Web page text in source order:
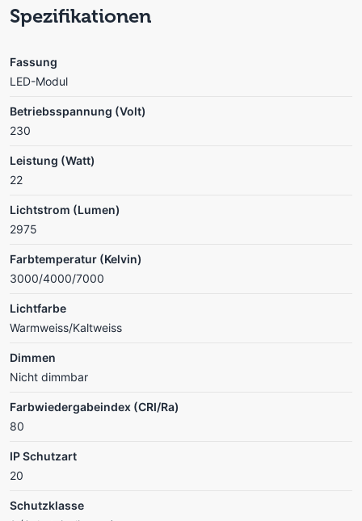
Spezifikationen
Fassung
LED-Modul
Betriebsspannung (Volt)
230
Leistung (Watt)
22
Lichtstrom (Lumen)
2975
Farbtemperatur (Kelvin)
3000/4000/7000
Lichtfarbe
Warmweiss/Kaltweiss
Dimmen
Nicht dimmbar
Farbwiedergabeindex (CRI/Ra)
80
IP Schutzart
20
Schutzklasse